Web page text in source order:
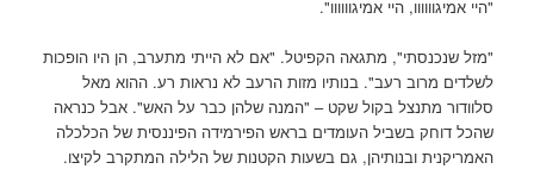
"היי אמיגוווווו, היי אמיגוווווו".
"מזל שנכנסתי", מתגאה הקפיטל. "אם לא הייתי מתערב, הן היו הופכות
לשלדים מרוב רעב". בנותיו מזות הרעב לא נראות רע. ההוא מאל
סלוודור מתנצל בקול שקט – "המנה שלהן כבר על האש". אבל כנראה
שהכל דוחק בשביל העומדים בראש הפירמידה הפיננסית של הכלכלה
האמריקנית ובנותיהן, גם בשעות הקטנות של הלילה המתקרב לקיצו.